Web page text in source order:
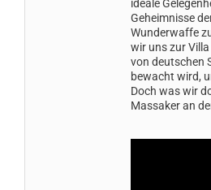
ideale
Geheimnisse
Wunderwaffe
wir uns zur
von deutschen
bewacht wird,
Doch was wir
Massaker an